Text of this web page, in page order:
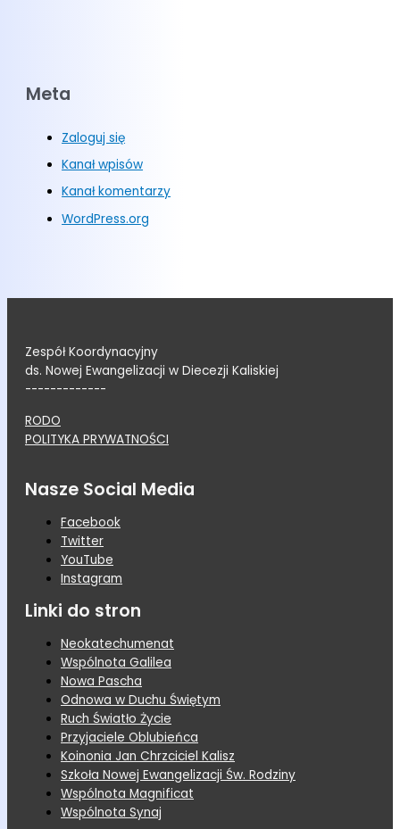
Meta
Zaloguj się
Kanał wpisów
Kanał komentarzy
WordPress.org
Zespół Koordynacyjny
ds. Nowej Ewangelizacji w Diecezji Kaliskiej
-------------
RODO
POLITYKA PRYWATNOŚCI
Nasze Social Media
Facebook
Twitter
YouTube
Instagram
Linki do stron
Neokatechumenat
Wspólnota Galilea
Nowa Pascha
Odnowa w Duchu Świętym
Ruch Światło Życie
Przyjaciele Oblubieńca
Koinonia Jan Chrzciciel Kalisz
Szkoła Nowej Ewangelizacji Św. Rodziny
Wspólnota Magnificat
Wspólnota Synaj